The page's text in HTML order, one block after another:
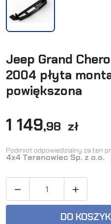
Jeep Grand
2004 płyta
powiększona
1 149,98 zł
Podmiot odpowiedzialny za ten
4x4 Terenowiec Sp. z o.o.
 
DO